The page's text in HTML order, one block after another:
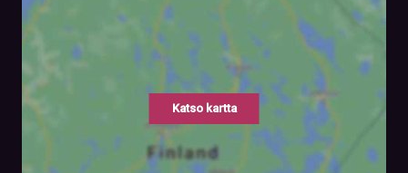
Katso kartta